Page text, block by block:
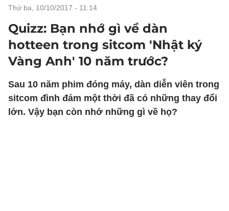
thứ ba, 10/10/2017 - 11:14
Quizz: Bạn nhớ gì về dàn
hotteen trong sitcom 'Nhật ký
Vàng Anh' 10 năm trước?
Sau 10 năm phim đóng máy, dàn diễn viên trong
sitcom đình đám một thời đã có những thay đổi
lớn. Vậy bạn còn nhớ những gì về họ?